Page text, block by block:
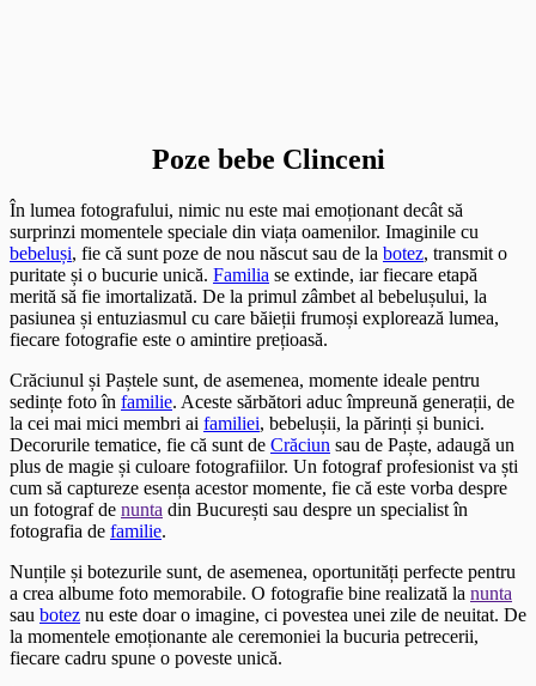
Poze bebe Clinceni
În lumea fotografului, nimic nu este mai emoționant decât să
surprinzi momentele speciale din viața oamenilor. Imaginile cu
bebeluși, fie că sunt poze de nou născut sau de la botez, transmit o
puritate și o bucurie unică. Familia se extinde, iar fiecare etapă
merită să fie imortalizată. De la primul zâmbet al bebelușului, la
pasiunea și entuziasmul cu care băieții frumoși explorează lumea,
fiecare fotografie este o amintire prețioasă.
Crăciunul și Paștele sunt, de asemenea, momente ideale pentru
sedințe foto în familie. Aceste sărbători aduc împreună generații, de
la cei mai mici membri ai familiei, bebelușii, la părinți și bunici.
Decorurile tematice, fie că sunt de Crăciun sau de Paște, adaugă un
plus de magie și culoare fotografiilor. Un fotograf profesionist va ști
cum să captureze esența acestor momente, fie că este vorba despre
un fotograf de nunta din București sau despre un specialist în
fotografia de familie.
Nunțile și botezurile sunt, de asemenea, oportunități perfecte pentru
a crea albume foto memorabile. O fotografie bine realizată la nunta
sau botez nu este doar o imagine, ci povestea unei zile de neuitat. De
la momentele emoționante ale ceremoniei la bucuria petrecerii,
fiecare cadru spune o poveste unică.